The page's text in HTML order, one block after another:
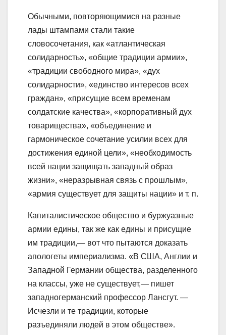
Обычными, повторяющимися на разные
лады штампами стали такие
словосочетания, как «атлантическая
солидарность», «общие традиции армии»,
«традиции свободного мира», «дух
солидарности», «единство интересов всех
граждан», «присущие всем временам
солдатские качества», «корпоративный дух
товарищества», «объединение и
гармоническое сочетание усилии всех для
достижения единой цели», «необходимость
всей нации защищать западный образ
жизни», «неразрывная связь с прошлым»,
«армия существует для защиты нации» и т. п.
Капиталистическое общество и буржуазные
армии едины, так же как едины и присущие
им традиции,— вот что пытаются доказать
апологеты империализма. «В США, Англии и
Западной Германии общества, разделенного
на классы, уже не существует,— пишет
западногерманский профессор Лансгут. —
Исчезли и те традиции, которые
разъединяли людей в этом обществе».